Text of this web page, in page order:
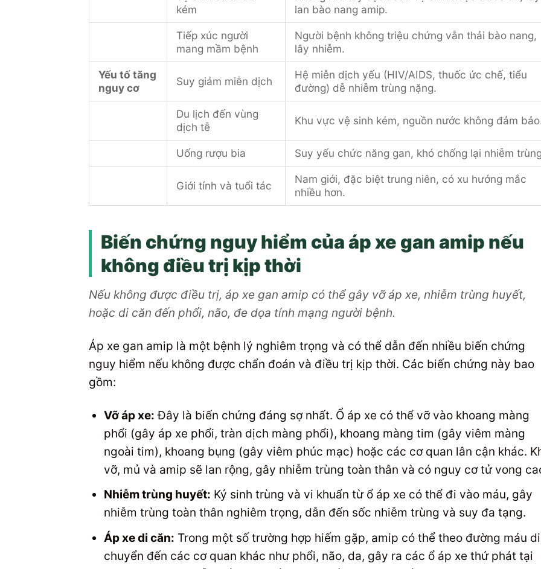
kém
lan bào nang amip.
Tiếp xúc người
mang mầm bệnh
Người bệnh không triệu chứng vẫn thải bào nang,
lây nhiễm.
Yếu tố tăng
nguy cơ
Suy giảm miễn dịch
Hệ miễn dịch yếu (HIV/AIDS, thuốc ức chế, tiểu
đường) dễ nhiễm trùng nặng.
Du lịch đến vùng
dịch tễ
Khu vực vệ sinh kém, nguồn nước không đảm
Uống rượu bia Suy yếu chức năng gan, khó chống lại nhiễm
Giới tính và tuổi tác
Nam giới, đặc biệt trung niên, có xu hướng mắc
nhiều hơn.
Biến chứng nguy hiểm của áp xe gan amip nếu
không điều trị kịp thời
Nếu không được điều trị, áp xe gan amip có thể gây vỡ áp xe, nhiễm trùng huyết,
hoặc di căn đến phổi, não, đe dọa tính mạng người bệnh.
Áp xe gan amip là một bệnh lý nghiêm trọng và có thể dẫn đến nhiều biến chứng
nguy hiểm nếu không được chẩn đoán và điều trị kịp thời. Các biến chứng này bao
gồm:
Vỡ áp xe: Đây là biến chứng đáng sợ nhất. Ổ áp xe có thể vỡ vào khoang màng
phổi (gây áp xe phổi, tràn dịch màng phổi), khoang màng tim (gây viêm màng
ngoài tim), khoang bụng (gây viêm phúc mạc) hoặc các cơ quan lân cận khác.
vỡ, mủ và amip sẽ lan rộng, gây nhiễm trùng toàn thân và có nguy cơ tử vong
Nhiễm trùng huyết: Ký sinh trùng và vi khuẩn từ ổ áp xe có thể đi vào máu, gây
nhiễm trùng toàn thân nghiêm trọng, dẫn đến sốc nhiễm trùng và suy đa tạng.
Áp xe di căn: Trong một số trường hợp hiếm gặp, amip có thể theo đường máu di
chuyển đến các cơ quan khác như phổi, não, da, gây ra các ổ áp xe thứ phát tại